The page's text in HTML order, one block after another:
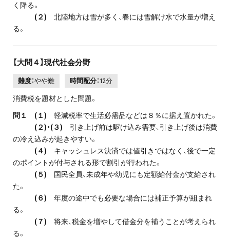
く降る。
(２) 北陸地方は雪が多く、春には雪解け水で水量が増え
る。
【大問４】現代社会分野
難度：やや難 時間配分：12分
消費税を題材とした問題。
問１ (１) 軽減税率で生活必需品などは８％に据え置かれた。
(２)・(３) 引き上げ前は駆け込み需要、引き上げ後は消費
の冷え込みが起きやすい。
(４) キャッシュレス決済では値引きではなく、後で一定
のポイントが付与される形で割引が行われた。
(５) 国民全員、未成年や幼児にも定額給付金が支給され
た。
(６) 年度の途中でも必要な場合には補正予算が組まれ
る。
(７) 将来、税金を増やして借金分を補うことが考えられ
る。